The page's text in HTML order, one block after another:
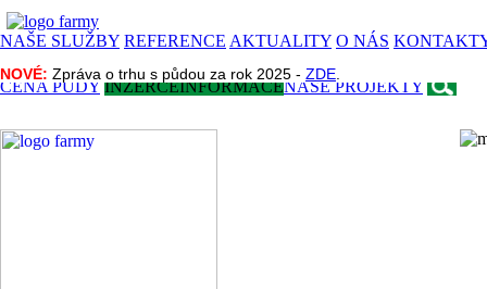
NAŠE SLUŽBY REFERENCE AKTUALITY O NÁS
NOVÉ: Zpráva o trhu s půdou za rok 2025 - ZDE
CENA PŮDY INZERCEINFORMACENAŠE PROJEKTY
NOVÉ: Zpráva o trhu s půdou za rok 2025 - ZDE